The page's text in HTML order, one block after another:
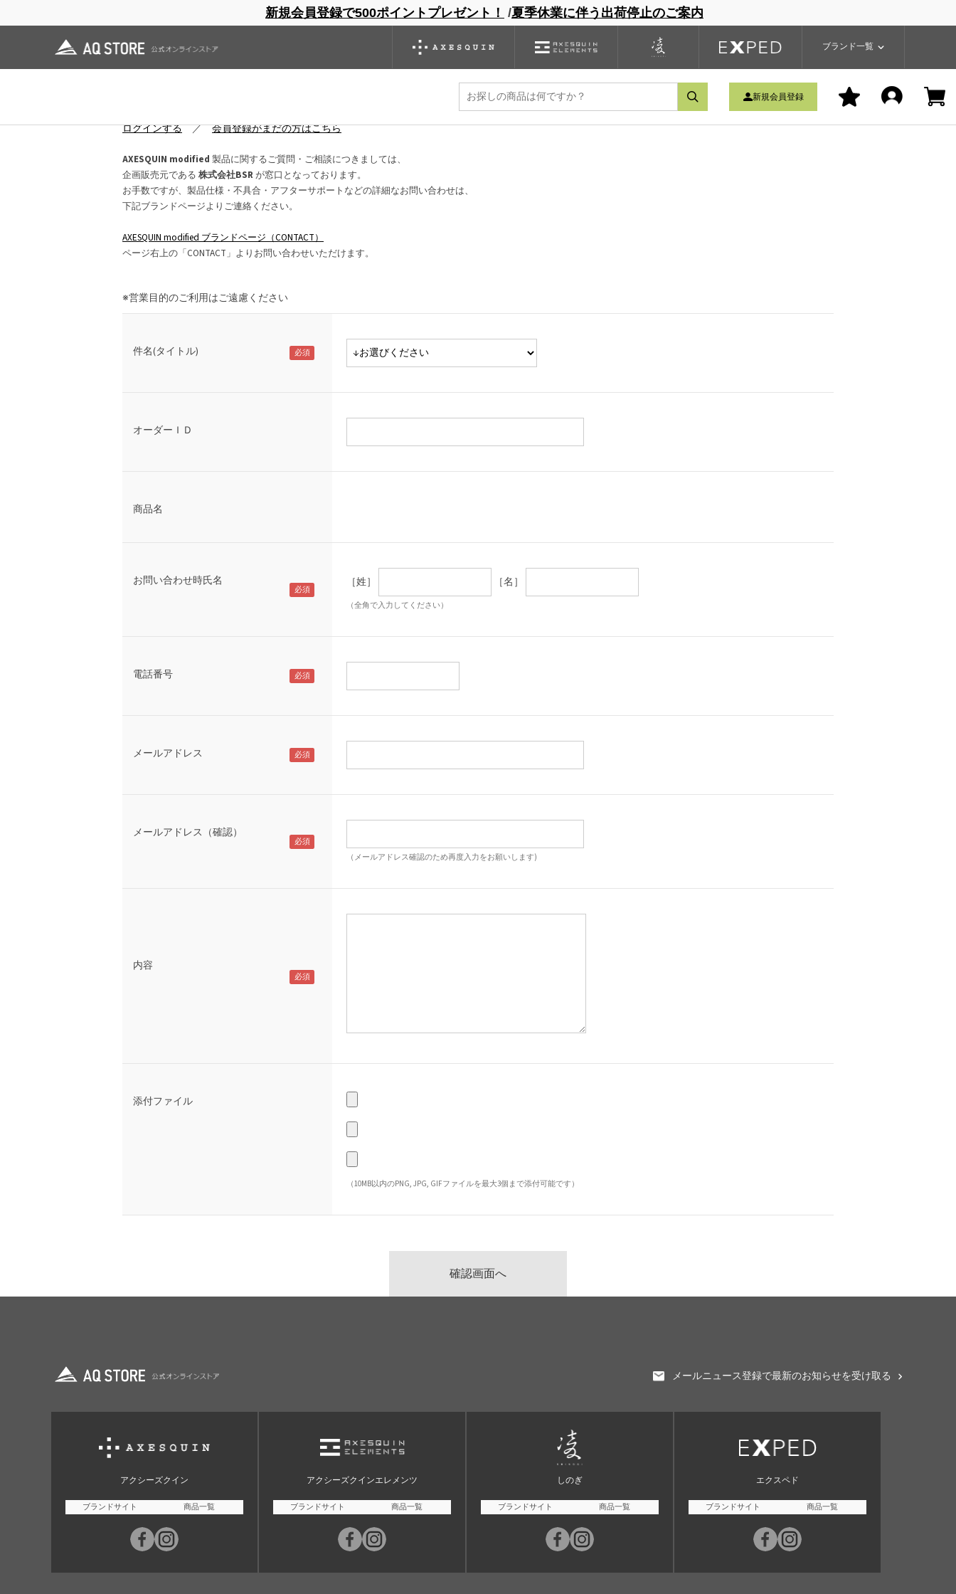
新規会員登録で500ポイントプレゼント！ /夏季休業に伴う出荷停止のご案内
ブランド一覧
ブランドサイト 商品一覧 ブランドサイト 商品一覧
新規会員登録
スリーピングマット バックパック グローブ シノギング アウトレット
お問い合わせ
ログインする／会員登録がまだの方はこちら
AXESQUIN modified 製品に関するご質問・ご相談につきましては、
企画販売元である 株式会社BSRが窓口となっております。
お手数ですが、製品仕様・不具合・アフターサポートなどの詳細なお問い合わせは、
下記ブランドページよりご連絡ください。
AXESQUIN modified ブランドページ（CONTACT）
ページ右上の「CONTACT」よりお問い合わせいただけます。
※営業目的のご利用はご遠慮ください
件名(タイトル)
オーダーＩＤ
商品名
お問い合わせ時氏名 ［姓］ ［名］
（全角で入力してください）
電話番号
メールアドレス
メールアドレス（確認）
（メールアドレス確認のため再度入力をお願いします)
内容
添付ファイル
（10MB以内のPNG, JPG, GIFファイルを最大3個まで添付可能です）
メールニュース登録で最新のお知らせを受け取る
アクシーズクイン
ブランドサイト 商品一覧
アクシーズクインエレメンツ
ブランドサイト 商品一覧
しのぎ
ブランドサイト 商品一覧
エクスペド
ブランドサイト 商品一覧